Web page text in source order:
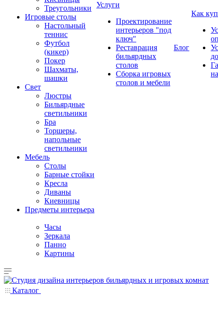
Треугольники
Игровые столы
Настольный
теннис
Футбол
(кикер)
Покер
Шахматы,
шашки
Свет
Люстры
Бильярдные
светильники
Бра
Торшеры,
напольные
светильники
Мебель
Столы
Барные стойки
Кресла
Диваны
Киевницы
Предметы интерьера
Часы
Зеркала
Панно
Картины
Услуги
Проектирование
интерьеров "под
ключ"
Реставрация
бильярдных
столов
Сборка игровых
столов и мебели
Блог
Как
Каталог